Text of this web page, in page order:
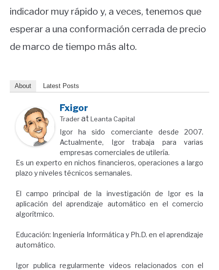
indicador muy rápido y, a veces, tenemos que
esperar a una conformación cerrada de precio
de marco de tiempo más alto.
About Latest Posts
Fxigor
Traderat Leanta Capital
Igor ha sido comerciante desde 2007.
Actualmente, Igor trabaja para varias
empresas comerciales de utilería.
Es un experto en nichos financieros, operaciones a largo
plazo y niveles técnicos semanales.
El campo principal de la investigación de Igor es la
aplicación del aprendizaje automático en el comercio
algorítmico.
Educación: Ingeniería Informática y Ph.D. en el aprendizaje
automático.
Igor publica regularmente videos relacionados con el